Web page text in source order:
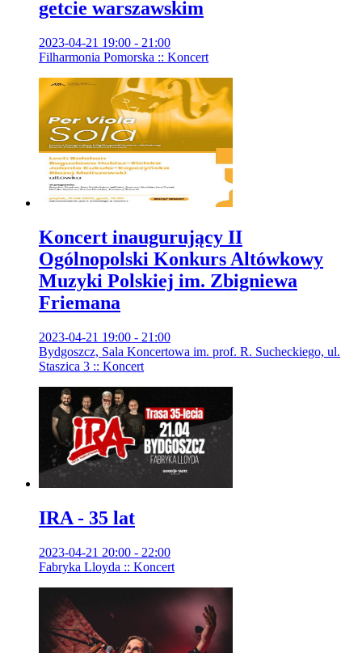
getcie warszawskim
2023-04-21 19:00 - 21:00
Filharmonia Pomorska :: Koncert
Koncert inaugurujący II
Ogólnopolski Konkurs Altówkowy
Muzyki Polskiej im. Zbigniewa
Friemana
2023-04-21 19:00 - 21:00
Bydgoszcz, Sala Koncertowa im. prof. R. Sucheckiego, ul.
Staszica 3 :: Koncert
IRA - 35 lat
2023-04-21 20:00 - 22:00
Fabryka Lloyda :: Koncert